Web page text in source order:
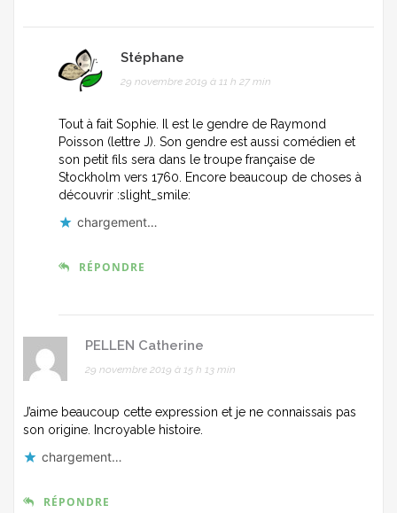
Stéphane
29 novembre 2019 à 11 h 27 min
Tout à fait Sophie. Il est le gendre de Raymond
Poisson (lettre J). Son gendre est aussi comédien et
son petit fils sera dans le troupe française de
Stockholm vers 1760. Encore beaucoup de choses à
découvrir :slight_smile:
chargement…
RÉPONDRE
PELLEN Catherine
29 novembre 2019 à 15 h 13 min
J’aime beaucoup cette expression et je ne connaissais pas
son origine. Incroyable histoire.
chargement…
RÉPONDRE